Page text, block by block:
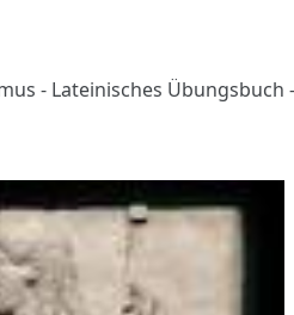
- Lateinisches Übungsbuch